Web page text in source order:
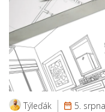
Týleďák 5.